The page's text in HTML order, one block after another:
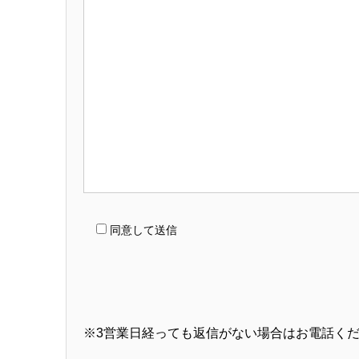
同意して送信
※3営業日経っても返信がない場合はお電話く